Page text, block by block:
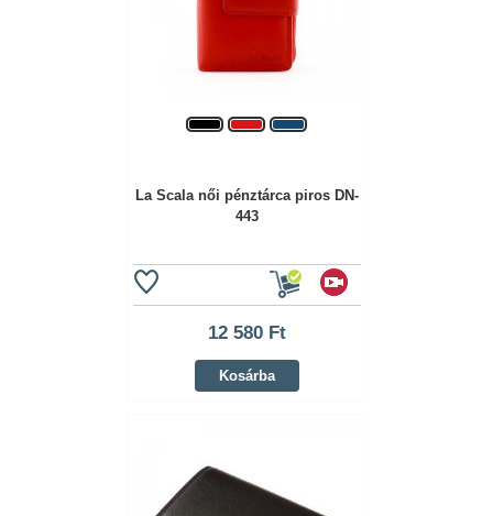
La Scala női pénztárca piros DN-
443
12 580 Ft
Kosárba